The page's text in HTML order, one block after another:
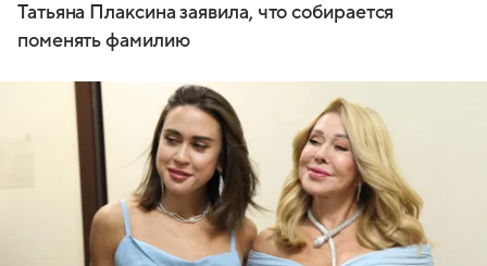
Татьяна Плаксина заявила, что собирается
поменять фамилию